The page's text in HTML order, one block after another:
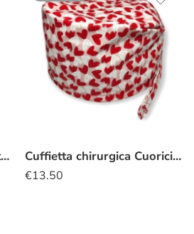
Cuffietta Chirurgica Monet ninfee Cuffietta chirurgica Cuoricini
€13.50